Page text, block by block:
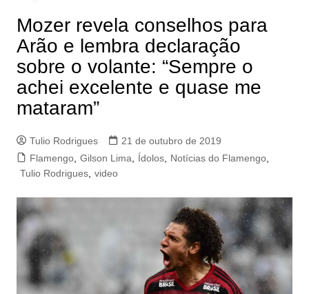
Mozer revela conselhos para
Arão e lembra declaração
sobre o volante: “Sempre o
achei excelente e quase me
mataram”
Tulio Rodrigues
21 de outubro de 2019
Flamengo, Gilson Lima Ídolos, Notícias do Flamengo,
Tulio Rodrigues, video